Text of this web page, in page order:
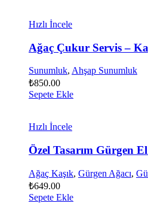
Hızlı İncele
Ağaç Çukur Servis –
Sunumluk, Ahşap Sunumluk
₺850.00
Sepete Ekle
Hızlı İncele
Özel Tasarım Gürgen
Ağaç Kaşık, Gürgen Ağacı,
₺649.00
Sepete Ekle